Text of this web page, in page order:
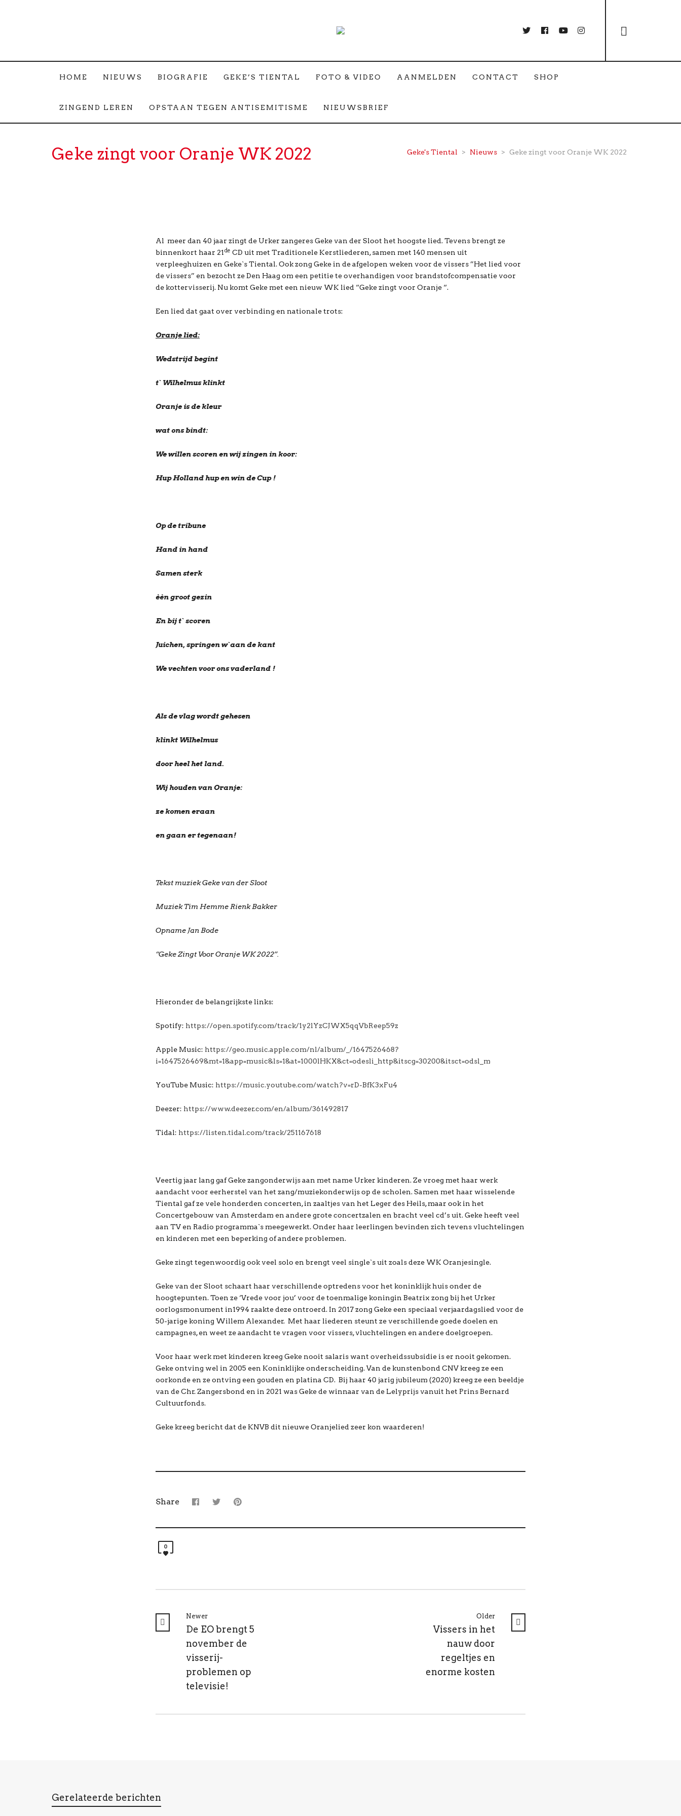
0
HOME NIEUWS BIOGRAFIE GEKE’S TIENTAL FOTO & VIDEO AANMELDEN CONTACT SHOP
ZINGEND LEREN OPSTAAN TEGEN ANTISEMITISME NIEUWSBRIEF
Geke zingt voor Oranje WK 2022 Geke's Tiental > Nieuws > Geke zingt voor Oranje WK 2022
Al meer dan 40 jaar zingt de Urker zangeres Geke van der Sloot het hoogste lied. Tevens brengt ze
binnenkort haar 21de CD uit met Traditionele Kerstliederen, samen met 140 mensen uit
verpleeghuizen en Geke`s Tiental. Ook zong Geke in de afgelopen weken voor de vissers ”Het lied voor
de vissers” en bezocht ze Den Haag om een petitie te overhandigen voor brandstofcompensatie voor
de kottervisserij. Nu komt Geke met een nieuw WK lied “Geke zingt voor Oranje “.
Een lied dat gaat over verbinding en nationale trots:
Oranje lied:
Wedstrijd begint
t` Wilhelmus klinkt
Oranje is de kleur
wat ons bindt:
We willen scoren en wij zingen in koor:
Hup Holland hup en win de Cup !
Op de tribune
Hand in hand
Samen sterk
èèn groot gezin
En bij t` scoren
Juichen, springen w`aan de kant
We vechten voor ons vaderland !
Als de vlag wordt gehesen
klinkt Wilhelmus
door heel het land.
Wij houden van Oranje:
ze komen eraan
en gaan er tegenaan!
Tekst muziek Geke van der Sloot
Muziek Tim Hemme Rienk Bakker
Opname Jan Bode
“Geke Zingt Voor Oranje WK 2022”.
Hieronder de belangrijkste links:
Spotify: https://open.spotify.com/track/1y2lYzCJWX5qqVbReep59z
Apple Music: https://geo.music.apple.com/nl/album/_/1647526468?
i=1647526469&mt=1&app=music&ls=1&at=1000lHKX&ct=odesli_http&itscg=30200&itsct=odsl_m
YouTube Music: https://music.youtube.com/watch?v=rD-BfK3xFu4
Deezer: https://www.deezer.com/en/album/361492817
Tidal: https://listen.tidal.com/track/251167618
Veertig jaar lang gaf Geke zangonderwijs aan met name Urker kinderen. Ze vroeg met haar werk
aandacht voor eerherstel van het zang/muziekonderwijs op de scholen. Samen met haar wisselende
Tiental gaf ze vele honderden concerten, in zaaltjes van het Leger des Heils, maar ook in het
Concertgebouw van Amsterdam en andere grote concertzalen en bracht veel cd’s uit. Geke heeft veel
aan TV en Radio programma`s meegewerkt. Onder haar leerlingen bevinden zich tevens vluchtelingen
en kinderen met een beperking of andere problemen.
Geke zingt tegenwoordig ook veel solo en brengt veel single`s uit zoals deze WK Oranjesingle.
Geke van der Sloot schaart haar verschillende optredens voor het koninklijk huis onder de
hoogtepunten. Toen ze ‘Vrede voor jou’ voor de toenmalige koningin Beatrix zong bij het Urker
oorlogsmonument in1994 raakte deze ontroerd. In 2017 zong Geke een speciaal verjaardagslied voor de
50-jarige koning Willem Alexander. Met haar liederen steunt ze verschillende goede doelen en
campagnes, en weet ze aandacht te vragen voor vissers, vluchtelingen en andere doelgroepen.
Voor haar werk met kinderen kreeg Geke nooit salaris want overheidssubsidie is er nooit gekomen.
Geke ontving wel in 2005 een Koninklijke onderscheiding. Van de kunstenbond CNV kreeg ze een
oorkonde en ze ontving een gouden en platina CD. Bij haar 40 jarig jubileum (2020) kreeg ze een beeldje
van de Chr. Zangersbond en in 2021 was Geke de winnaar van de Lelyprijs vanuit het Prins Bernard
Cultuurfonds.
Geke kreeg bericht dat de KNVB dit nieuwe Oranjelied zeer kon waarderen!
Share
0
Newer
De EO brengt 5
november de
visserij-
problemen op
televisie!
Older
Vissers in het
nauw door
regeltjes en
enorme kosten
Gerelateerde berichten